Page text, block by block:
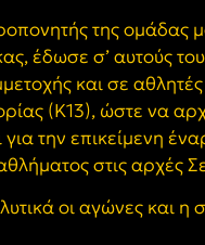
της ομάδας
έδωσε σ’ αυτούς
και σε
(Κ13), ώστε να
την επικείμενη
στις αρχές
οι αγώνες και η